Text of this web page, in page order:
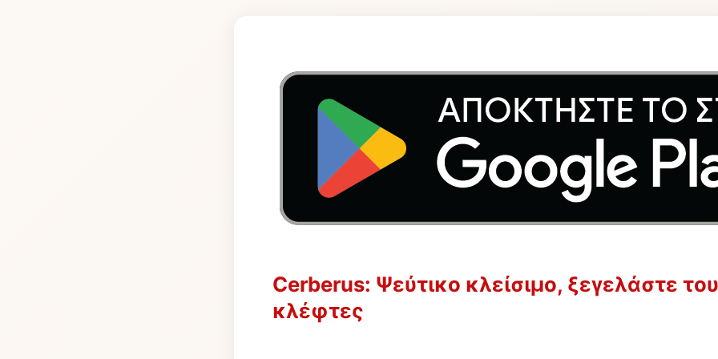
Cerberus: Ψεύτικο κλείσιμο, ξεγελάστε
κλέφτες